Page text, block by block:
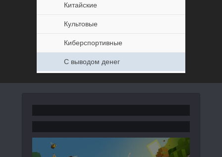
Китайские
Культовые
Киберспортивные
С выводом денег